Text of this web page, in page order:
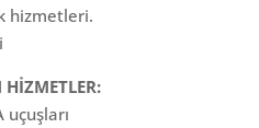
hizmetleri.
uçuşları